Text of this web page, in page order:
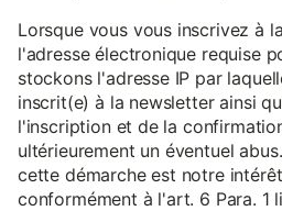
Lorsque vous vous inscrivez à
l'adresse électronique requise
stockons l'adresse IP par
inscrit(e) à la newsletter ainsi
l'inscription et de la
ultérieurement un éventuel
cette démarche est notre
conformément à l'art. 6 Para. 1